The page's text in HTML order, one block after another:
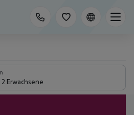
2 Erwachsene